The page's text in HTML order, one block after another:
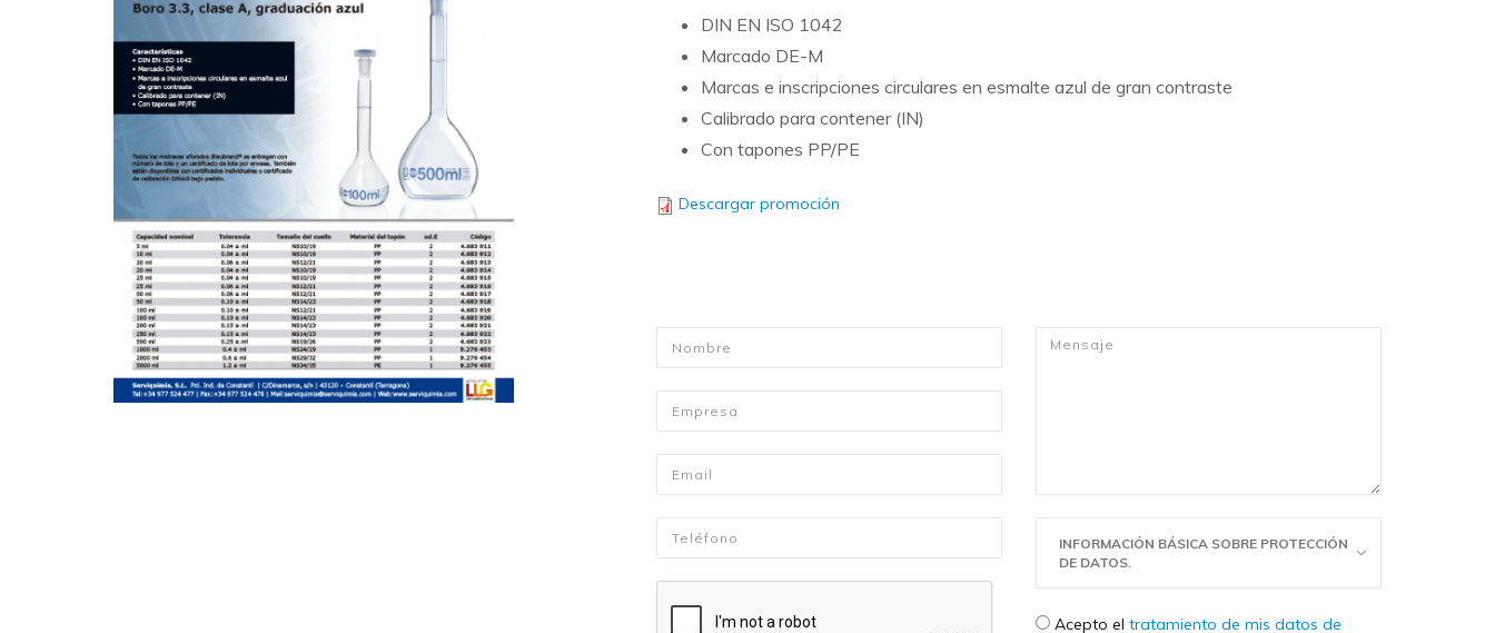
DIN EN ISO 1042
Marcado DE-M
Marcas e inscripciones circulares en esmalte azul de gran contraste
Calibrado para contener (IN)
Con tapones PP/PE
Descargar promoción
Nombre
Empresa
Email *
Telefono
Mensaje*
INFORMACIÓN BÁSICA SOBRE PROTECCIÓN
DE DATOS.
Check legal *
Acepto el tratamiento de mis datos de